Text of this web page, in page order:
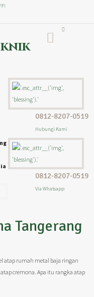
0812-8207-0519
Hubungi Kami
0812-8207-0519
Via Whatsapp
Tangerang
atap rumah metal baja ringan
cremona. Apa itu rangka atap